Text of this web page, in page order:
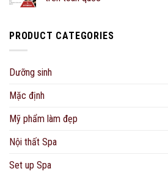
PRODUCT CATEGORIES
Dưỡng sinh
Mặc định
Mỹ phẩm làm đẹp
Nội thất Spa
Set up Spa